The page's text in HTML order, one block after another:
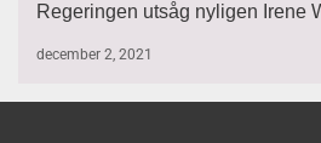
Regeringen utsåg nyligen Irene
december 2, 2021